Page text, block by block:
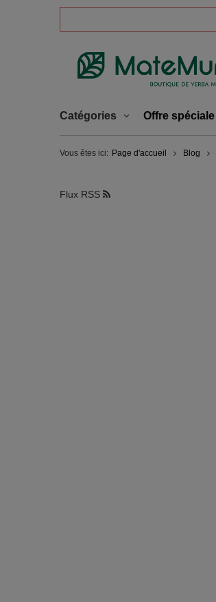
Catégories Offre spéciale
Vous êtes ici: Page d'accueil Blog
Flux RSS